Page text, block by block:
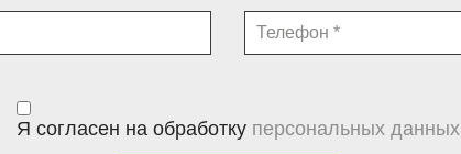
Я согласен на обработку персональных данных